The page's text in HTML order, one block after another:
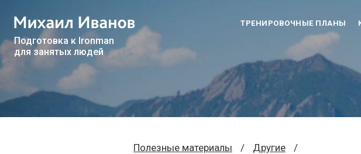
Подготовка к Ironman
для занятых людей
ТРЕНИРОВОЧНЫЕ ПЛАНЫ
Полезные материалы / Другие /